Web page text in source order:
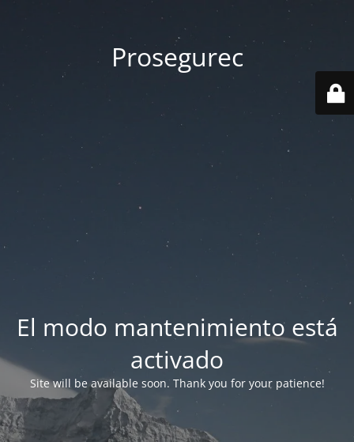
Prosegurec
El modo mantenimiento está
activado
Site will be available soon. Thank you for your patience!